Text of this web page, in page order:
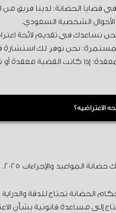
الحضانة: لدينا فريق من
الأحوال الشخصية السعودي.
نساعدك في تقديم لائحة
المستمرة: نحن نوفر لك
إذا كانت القضية
الاعتراضية؟
صفة. ويُشترط لذلك قيام
المواعيد والإجراءات 2025.
أحكام الحضانة تحتاج للدقة
إلى مساعدة قانونية بشأن